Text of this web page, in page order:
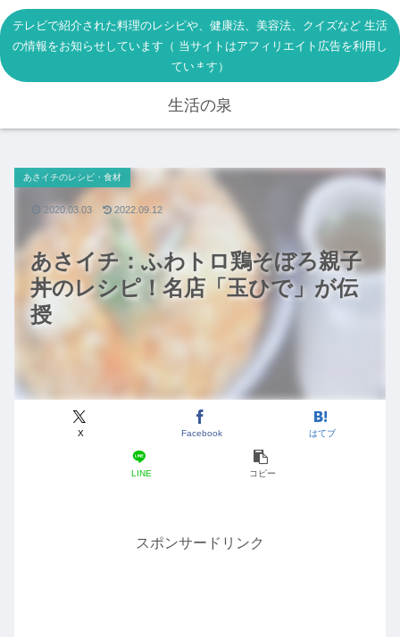
テレビで紹介された料理のレシピや、健康法、美容法、クイズなど 生活
の情報をお知らせしています（ 当サイトはアフィリエイト広告を利用し
ています）
生活の泉
あさイチ：ふわトロ鶏そぼろ親子
丼のレシピ！名店「玉ひで」が伝
授
あさイチのレシピ・食材
X Facebook はてブ
LINE コピー
2020.03.03 2022.09.12
スポンサードリンク